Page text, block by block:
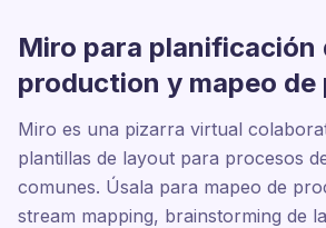
Miro para planificación
production y mapeo de
Miro es una pizarra virtual
plantillas de layout para procesos
comunes. Úsala para mapeo de
stream mapping, brainstorming de